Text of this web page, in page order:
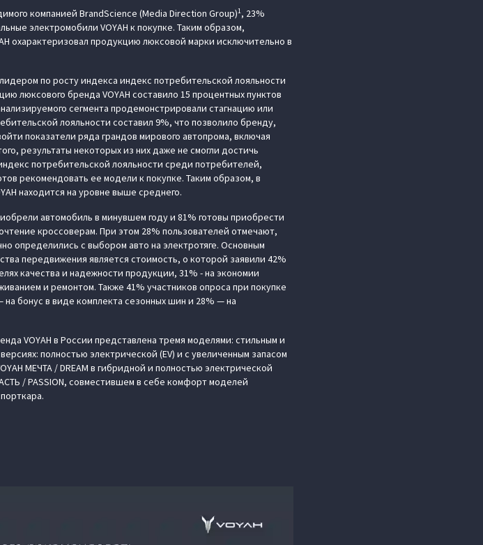
компанией BrandScience (Media Direction Group)1, 23%
электромобили VOYAH к покупке. Таким образом,
охарактеризовал продукцию люксовой марки исключительно в
по росту индекса индекс потребительской лояльности
люксового бренда VOYAH составило 15 процентных пунктов
сегмента продемонстрировали стагнацию или
лояльности составил 9%, что позволило бренду,
показатели ряда грандов мирового автопрома, включая
результаты некоторых из них даже не смогли достичь
потребительской лояльности среди потребителей,
рекомендовать ее модели к покупке. Таким образом, в
находится на уровне выше среднего.
автомобиль в минувшем году и 81% готовы приобрести
кроссоверам. При этом 28% пользователей отмечают,
определились с выбором авто на электротяге. Основным
передвижения является стоимость, о которой заявили 42%
качества и надежности продукции, 31% - на экономии
и ремонтом. Также 41% участников опроса при покупке
бонус в виде комплекта сезонных шин и 28% — на
VOYAH в России представлена тремя моделями: стильным и
полностью электрической (EV) и с увеличенным запасом
МЕЧТА / DREAM в гибридной и полностью электрической
/ PASSION, совместившем в себе комфорт моделей